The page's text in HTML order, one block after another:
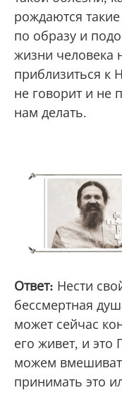
рождаются
по образу и
жизни человека
приблизиться к
не говорит и не
нам делать.
Ответ: Нести
бессмертная
может сейчас
его живет, и
можем
принимать это